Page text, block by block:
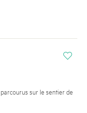
i
sur le sentier de